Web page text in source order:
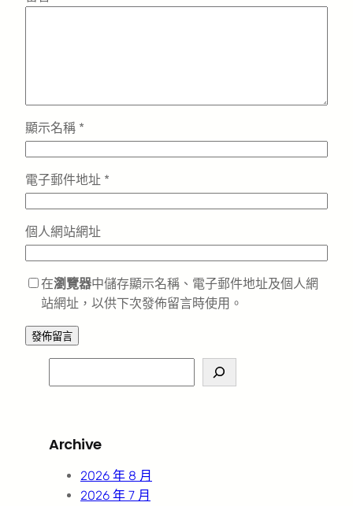
顯示名稱 *
電子郵件地址 *
個人網站網址
在瀏覽器中儲存顯示名稱、電子郵件地址及個人網
站網址，以供下次發佈留言時使用。
e
c
Archive
2026 年 8 月
2026 年 7 月